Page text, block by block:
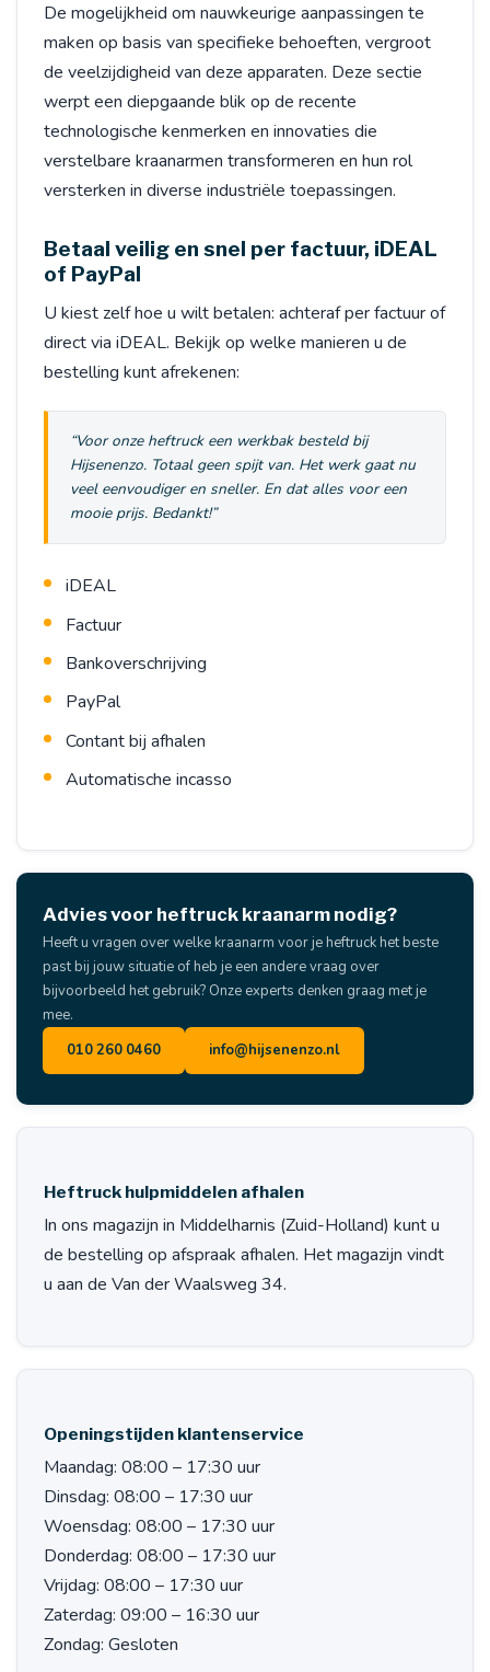
De mogelijkheid om nauwkeurige aanpassingen te
maken op basis van specifieke behoeften, vergroot
de veelzijdigheid van deze apparaten. Deze sectie
werpt een diepgaande blik op de recente
technologische kenmerken en innovaties die
verstelbare kraanarmen transformeren en hun rol
versterken in diverse industriële toepassingen.
Betaal veilig en snel per factuur, iDEAL
of PayPal
U kiest zelf hoe u wilt betalen: achteraf per factuur of
direct via iDEAL. Bekijk op welke manieren u de
bestelling kunt afrekenen:
“Voor onze heftruck een werkbak besteld bij
Hijsenenzo. Totaal geen spijt van. Het werk gaat nu
veel eenvoudiger en sneller. En dat alles voor een
mooie prijs. Bedankt!”
iDEAL
Factuur
Bankoverschrijving
PayPal
Contant bij afhalen
Automatische incasso
Advies voor heftruck kraanarm nodig?
Heeft u vragen over welke kraanarm voor je heftruck het beste
past bij jouw situatie of heb je een andere vraag over
bijvoorbeeld het gebruik? Onze experts denken graag met je
mee.
010 260 0460
info@hijsenenzo.nl
Heftruck hulpmiddelen afhalen
In ons magazijn in Middelharnis (Zuid-Holland) kunt u
de bestelling op afspraak afhalen. Het magazijn vindt
u aan de Van der Waalsweg 34.
Openingstijden klantenservice
Maandag: 08:00 – 17:30 uur
Dinsdag: 08:00 – 17:30 uur
Woensdag: 08:00 – 17:30 uur
Donderdag: 08:00 – 17:30 uur
Vrijdag: 08:00 – 17:30 uur
Zaterdag: 09:00 – 16:30 uur
Zondag: Gesloten